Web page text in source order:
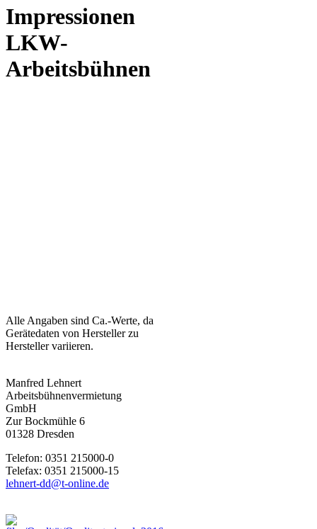
Impressionen
LKW-
Arbeitsbühnen
Alle Angaben sind Ca.-Werte, da
Gerätedaten von Hersteller zu
Hersteller variieren.
Manfred Lehnert
Arbeitsbühnenvermietung
GmbH
Zur Bockmühle 6
01328 Dresden
Telefon: 0351 215000-0
Telefax: 0351 215000-15
lehnert-dd@t-online.de